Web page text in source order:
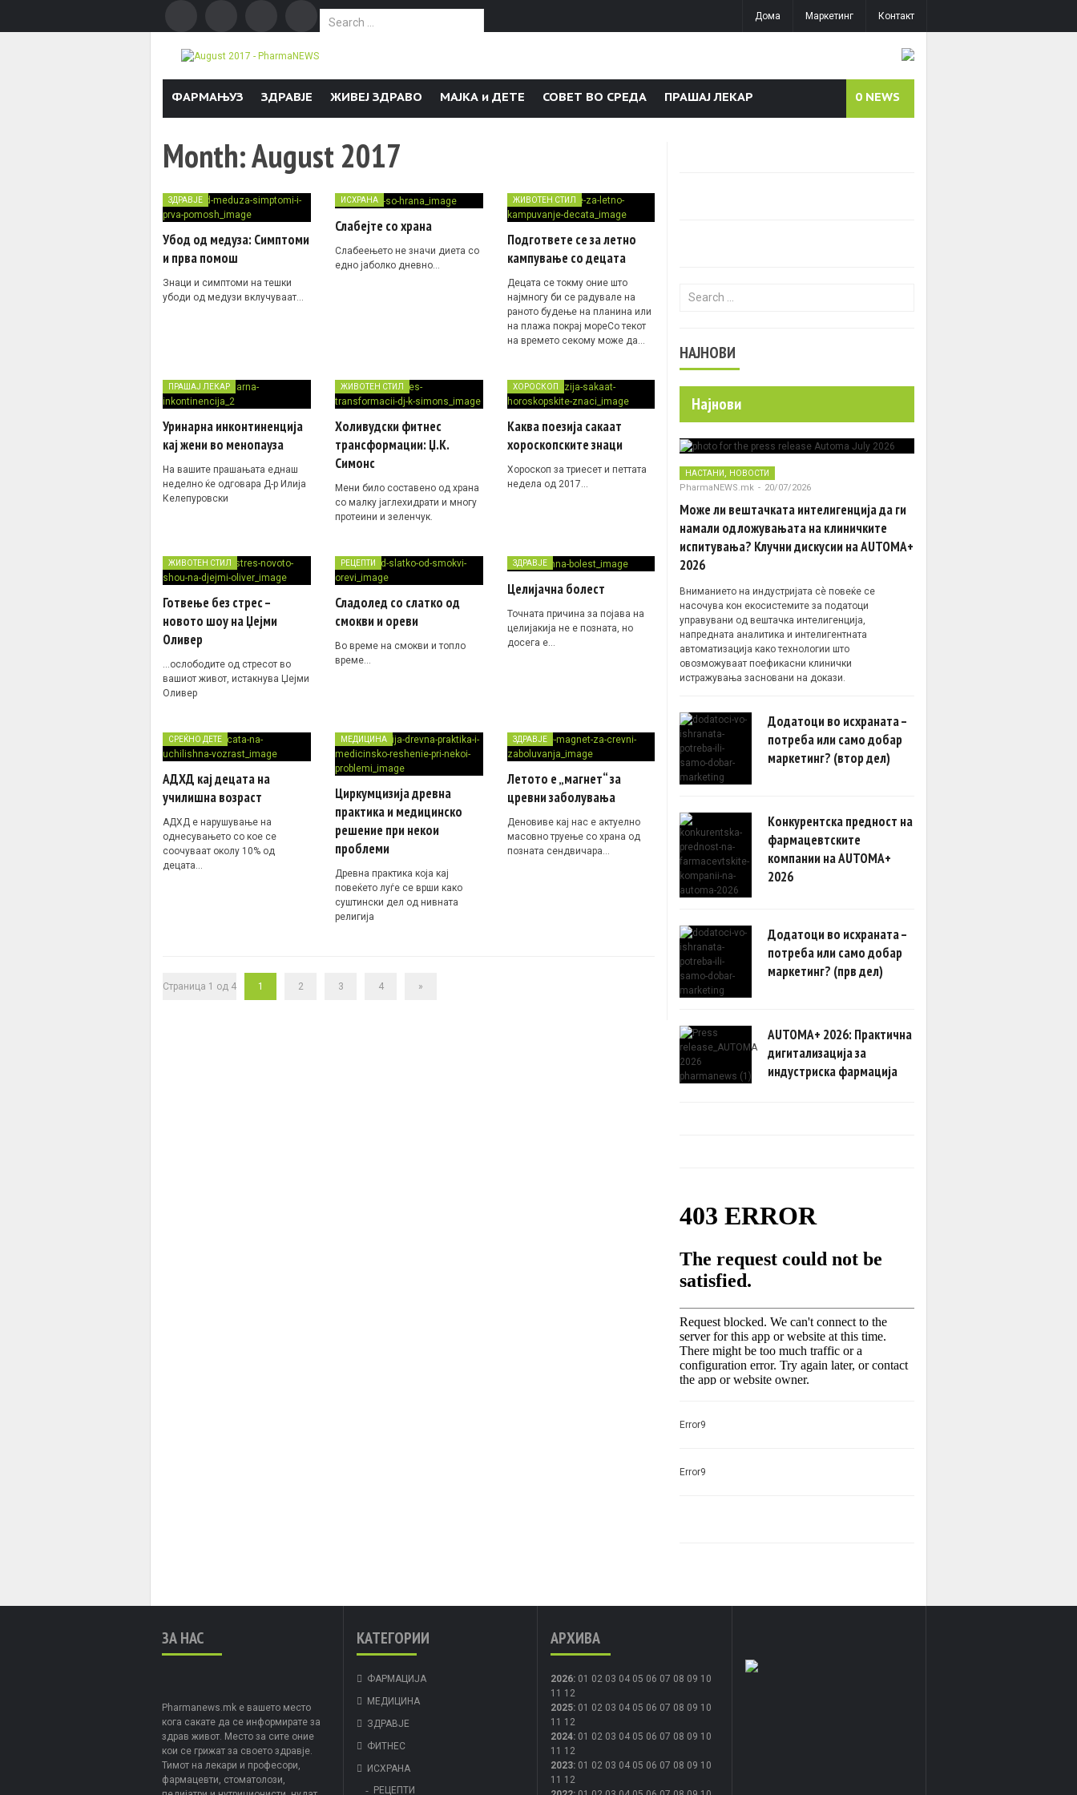
Search for:
Дома Маркетинг Контакт
ФАРМАЊУЗ ЗДРАВЈЕ ЖИВЕЈ ЗДРАВО МАЈКА и ДЕТЕ СОВЕТ ВО СРЕДА ПРАШАЈ ЛЕКАР 0 NEWS
Month:August 2017
ЗДРАВЈЕ
Убод од медуза: Симптоми
и прва помош
Знаци и симптоми на тешки
убоди од медузи вклучуваат…
ИСХРАНА
Слабејте со храна
Слабеењето не значи диета со
едно јаболко дневно…
ЖИВОТЕН СТИЛ
Подгответе се за летно
кампување со децата
Децата се токму оние што
најмногу би се радувале на
раното будење на планина или
на плажа покрај мореСо текот
на времето секому може да…
ПРАШАЈ ЛЕКАР
Уринарна инконтиненција
кај жени во менопауза
На вашите прашањата еднаш
неделно ќе одговара Д-р Илија
Келепуровски
ЖИВОТЕН СТИЛ
Холивудски фитнес
трансформации: Џ.К.
Симонс
Мени било составено од храна
со малку јаглехидрати и многу
протеини и зеленчук.
ХОРОСКОП
Каква поезија сакаат
хороскопските знаци
Хороскоп за триесет и петтата
недела од 2017…
ЖИВОТЕН СТИЛ
Готвење без стрес –
новото шоу на Џејми
Оливер
…ослободите од стресот во
вашиот живот, истакнува Џејми
Оливер
РЕЦЕПТИ
Сладолед со слатко од
смокви и ореви
Во време на смокви и топло
време…
ЗДРАВЈЕ
Целијачна болест
Точната причина за појава на
целијакија не е позната, но
досега е…
СРЕЌНО ДЕТЕ
АДХД кај децата на
училишна возраст
АДХД е нарушување на
однесувањето со кое се
соочуваат околу 10% од
децата…
МЕДИЦИНА
Циркумцизија древна
практика и медицинско
решение при некои
проблеми
Древна практика која кај
повеќето луѓе се врши како
суштински дел од нивната
религија
ЗДРАВЈЕ
Летото е „магнет“ за
цревни заболувања
Деновиве кај нас е актуелно
масовно труење со храна од
позната сендвичара…
Страница 1 од 4 1 2 3 4 »
Search for:
НАЈНОВИ
Најнови
НАСТАНИ НОВОСТИ
PharmaNEWS.mk - 20/07/2026
Може ли вештачката интелигенција да ги
намали одложувањата на клиничките
испитувања? Клучни дискусии на AUTOMA+
2026
Вниманието на индустријата сè повеќе се
насочува кон екосистемите за податоци
управувани од вештачка интелигенција,
напредната аналитика и интелигентната
автоматизација како технологии што
овозможуваат поефикасни клинички
истражувања засновани на докази.
Додатоци во исхраната –
потреба или само добар
маркетинг? (втор дел)
Конкурентска предност на
фармацевтските
компании на AUTOMA+
2026
Додатоци во исхраната –
потреба или само добар
маркетинг? (прв дел)
AUTOMA+ 2026: Практична
дигитализација за
индустриска фармација
Error9
Error9
ЗА НАС
Pharmanews.mk е вашето место
кога сакате да се информирате за
здрав живот. Место за сите оние
кои се грижат за своето здравје.
Тимот на лекари и професори,
фармацевти, стоматолози,
КАТЕГОРИИ
ФАРМАЦИЈА
МЕДИЦИНА
ЗДРАВЈЕ
ФИТНЕС
ИСХРАНА
РЕЦЕПТИ
АРХИВА
2026: 01 02 03 04 05 06 07 08 09 10
11 12
2025: 01 02 03 04 05 06 07 08 09 10
11 12
2024: 01 02 03 04 05 06 07 08 09 10
11 12
2023: 01 02 03 04 05 06 07 08 09 10
11 12